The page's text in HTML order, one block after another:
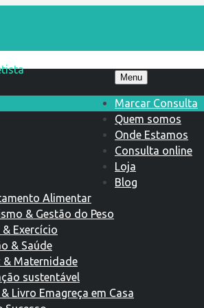
Menu
Marcar Consulta
Quem somos
Onde Estamos
Consulta online
Loja
Blog
Alimentar
& Gestão do Peso
Exercício
& Saúde
& Maternidade
sustentável
Livro Emagreça em Casa